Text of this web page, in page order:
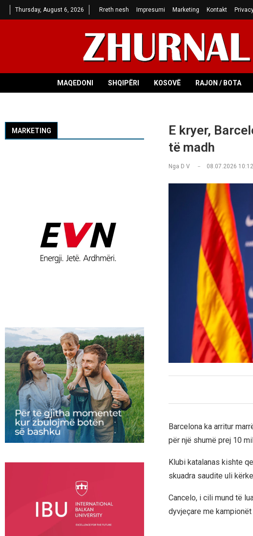
Thursday, August 6, 2026 Rreth nesh Impresumi Marketing Kontakt
MAQEDONI SHQIPËRI KOSOVË RAJON / BOTA
E kryer,
të madh
Nga D V 08.07.2026 10:12
Barcelona ka arritur
për një shumë prej 10
Klubi katalanas kishte
skuadra saudite uli
Cancelo, i cili mund të
dyvjeçare me
MARKETING